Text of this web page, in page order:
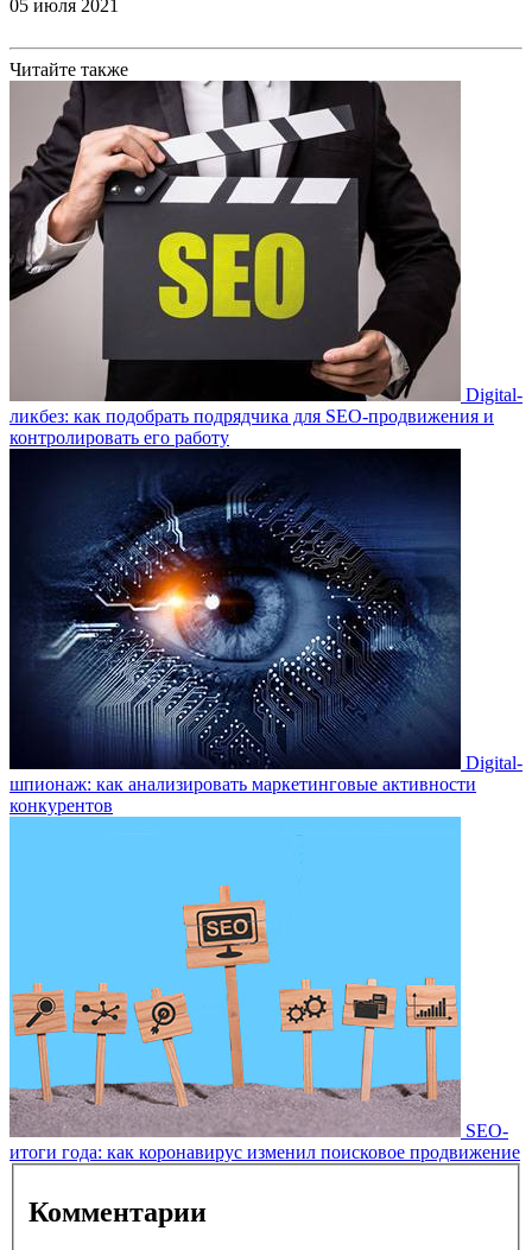
05 июля 2021
Читайте также
Digital-
ликбез: как подобрать подрядчика для SEO-продвижения и
контролировать его работу
Digital-
шпионаж: как анализировать маркетинговые активности
конкурентов
SEO-
итоги года: как коронавирус изменил поисковое продвижение
Комментарии